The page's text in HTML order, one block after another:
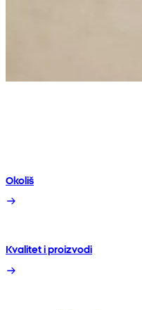
Okoliš
Kvalitet i proizvodi